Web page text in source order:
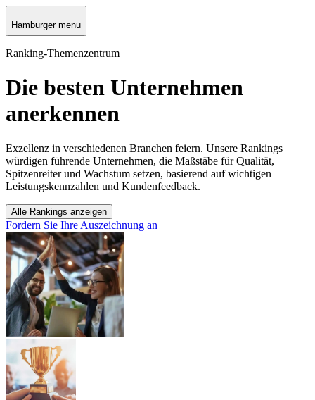
Hamburger menu
Ranking-Themenzentrum
Die besten Unternehmen
anerkennen
Exzellenz in verschiedenen Branchen feiern. Unsere Rankings
würdigen führende Unternehmen, die Maßstäbe für Qualität,
Spitzenreiter und Wachstum setzen, basierend auf wichtigen
Leistungskennzahlen und Kundenfeedback.
Alle Rankings anzeigen
Fordern Sie Ihre Auszeichnung an